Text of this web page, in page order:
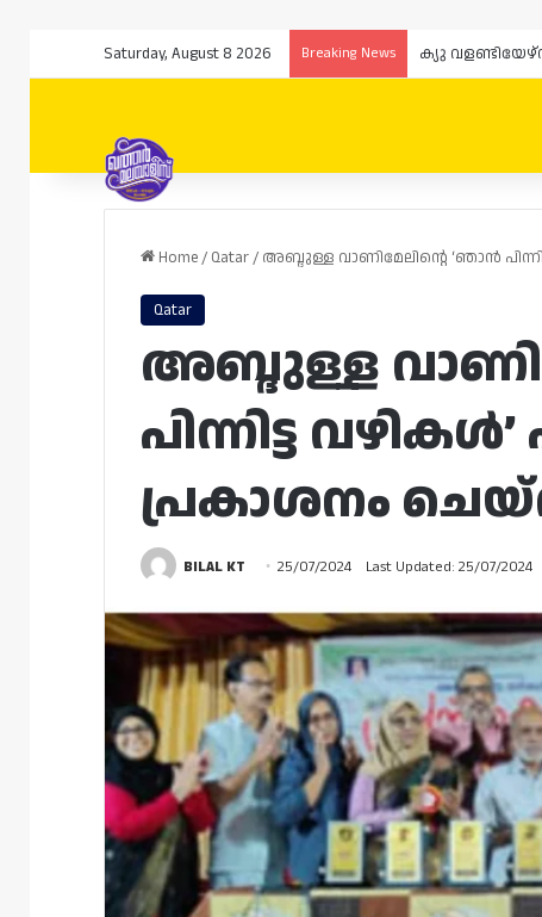
Saturday, August 8 2026 Breaking News
Home/ Qatar/ അബ്ദുള്ള വാണിമേലിന്റെ ‘ഞാൻ
Qatar
അബ്ദുള്ള
പിന്നിട്ട
പ്രകാശനം
BILAL KT 25/07/2024 Last Updated: 25/07/2024